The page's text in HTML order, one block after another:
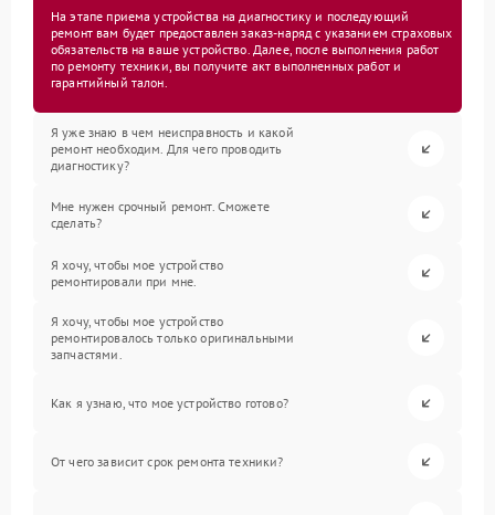
На этапе приема устройства на диагностику и последующий
ремонт вам будет предоставлен заказ-наряд с указанием страховых
обязательств на ваше устройство. Далее, после выполнения работ
по ремонту техники, вы получите акт выполненных работ и
гарантийный талон.
Я уже знаю в чем неисправность и какой
ремонт необходим. Для чего проводить
диагностику?
Мне нужен срочный ремонт. Сможете
сделать?
Я хочу, чтобы мое устройство
ремонтировали при мне.
Я хочу, чтобы мое устройство
ремонтировалось только оригинальными
запчастями.
Как я узнаю, что мое устройство готово?
От чего зависит срок ремонта техники?